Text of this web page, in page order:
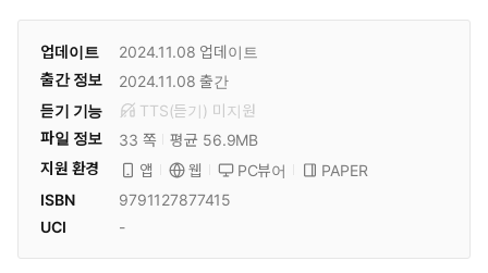
업데이트 2024.11.08 업데이트
출간 정보
2024.11.08 출간
듣기 기능
TTS(듣기) 미 지원
파일 정보
33 쪽
평균 56.9MB
지원 환경
앱 웹 PC뷰어
PAPER
ISBN
9791127877415
UCI
-